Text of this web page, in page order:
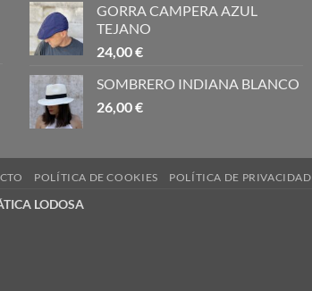
GORRA CAMPERA AZUL
TEJANO
24,00€
SOMBRERO INDIANA BLANCO
26,00€
POLÍTICA DE COOKIES POLÍTICA DE PRIVACIDAD
LODOSA